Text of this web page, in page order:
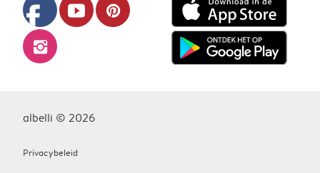
facebook youtube pinterest
instagram
albelli © 2026
Privacybeleid